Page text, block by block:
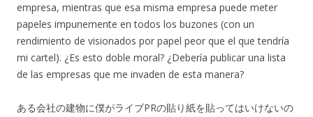
empresa, mientras que esa misma empresa puede meter
papeles impunemente en todos los buzones (con un
rendimiento de visionados por papel peor que el que tendría
mi cartel). ¿Es esto doble moral? ¿Debería publicar una lista
de las empresas que me invaden de esta manera?
ある会社の建物に僕がライブPRの貼り紙を貼ってはいけないの